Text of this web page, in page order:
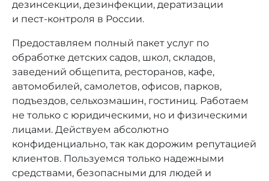
БИК
ООО «Банк Точка»
Банк
40702810301500087988
Расчётный счёт
40702810301500087988
дезинсекции, дезинфекции, дератизации
и пест-контроля в России.
Предоставляем полный пакет услуг по
обработке детских садов, школ, складов,
заведений общепита, ресторанов, кафе,
автомобилей, самолетов, офисов, парков,
подъездов, сельхозмашин, гостиниц. Работаем
не только с юридическими, но и физическими
лицами. Действуем абсолютно
конфиденциально, так как дорожим репутацией
клиентов. Пользуемся только надежными
средствами, безопасными для людей и